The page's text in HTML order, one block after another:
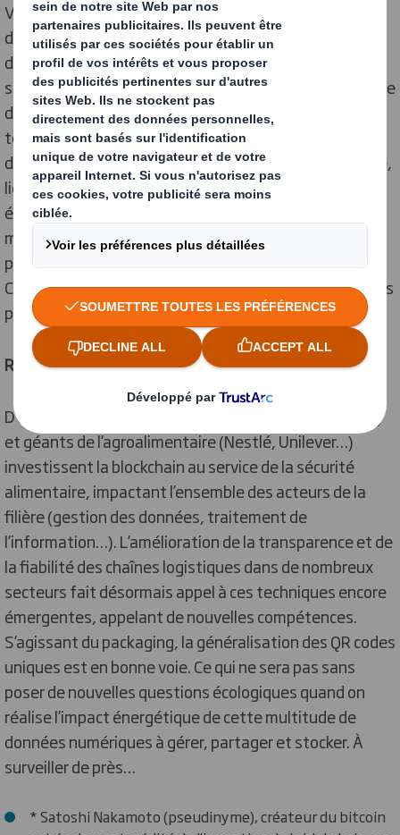
Vendu à un million d’unités chaque année, le poulet
d’Auvergne estampillé « Filière Qualité Carrefour » est
devenue la star de la blockchain de l’enseigne. En
scannant le QR code présent sur l’étiquette d’emballage
de la volaille, son bienheureux acheteur peut accéder à
toutes les informations disponibles, depuis son lieu
d’élevage jusqu’à sa mise en rayon : alimentation reçue,
lieu d’abattage et même présentation vidéo de son
éleveur ! Après le poulet, les tomates, les œufs, le lait
microfiltré, les pêches et nectarines, le pomelo, la
poularde, les carottes ou encore le rocamadour, le
Camembert de Normandie vient de rejoindre le club très
prisé des « produits blockchainisés » chez Carrefour.
Réaction en chaîne
D’autres enseignes internationales (Walmart, Kroger)
et géants de l’agroalimentaire (Nestlé, Unilever…)
investissent la blockchain au service de la sécurité
alimentaire, impactant l’ensemble des acteurs de la
filière (gestion des données, traitement de
l’information…). L’amélioration de la transparence et de
la fiabilité des chaînes logistiquesdans de nombreux
secteursfait désormais appel à ces techniques encore
émergentes, appelant de nouvelles compétences.
S’agissant du packaging, la généralisation des QR codes
uniques est en bonne voie. Ce qui ne sera pas sans
poser de nouvelles questions écologiques quand on
réalise l’impact énergétique de cette multitude de
données numériques à gérer, partager et stocker. À
surveiller de près…
* Satoshi Nakamoto (pseudinyme), créateur du bitcoin